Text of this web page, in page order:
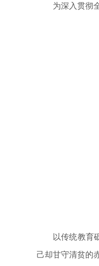
为深入贯彻全
以传统教育砥
己却甘守清贫的